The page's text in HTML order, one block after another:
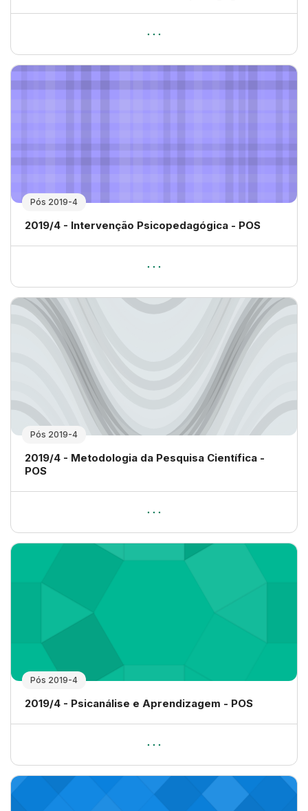
Pós 2019-4
Nome da disciplina
2019/4 - Intervenção Psicopedagógica - POS
Pós 2019-4
Nome da disciplina
2019/4 - Metodologia da Pesquisa Científica -
POS
Pós 2019-4
Nome da disciplina
2019/4 - Psicanálise e Aprendizagem - POS